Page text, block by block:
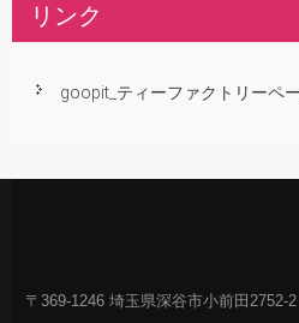
リンク
goopit_ティーファクトリーペ
〒369-1246 埼玉県深谷市小前田2752-2